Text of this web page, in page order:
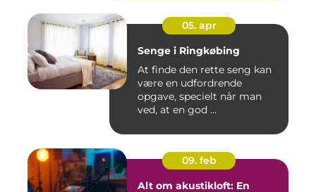
05. apr
Senge i Ringkøbing
At finde den rette seng kan
være en udfordrende
opgave, specielt når man
ved, at en god ...
09. feb
Alt om akustikloft: En